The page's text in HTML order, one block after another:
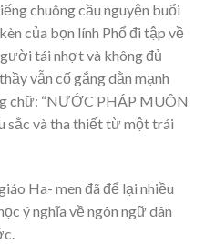
chuông cầu nguyện buổi
của bọn lính Phổ đi tập về
tái nhợt và không đủ
vẫn cố gắng dằn mạnh
chữ: “NƯỚC PHÁP MUÔN
sắc và tha thiết từ một trái
Ha- men đã để lại nhiều
ý nghĩa về ngôn ngữ dân